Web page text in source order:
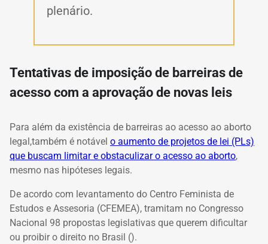
plenário.
Tentativas de imposição de barreiras de
acesso com a aprovação de novas leis
Para além da existência de barreiras ao acesso ao aborto
legal,também é notável o aumento de projetos de lei (PLs)
que buscam limitar e obstaculizar o acesso ao aborto,
mesmo nas hipóteses legais.
De acordo com levantamento do Centro Feminista de
Estudos e Assesoria (CFEMEA), tramitam no Congresso
Nacional 98 propostas legislativas que querem dificultar
ou proibir o direito no Brasil ().